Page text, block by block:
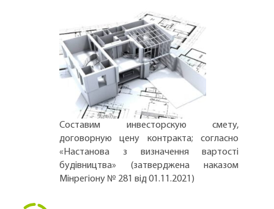
Составим инвесторскую смету,
договорную цену контракта; согласно
«Настанова з визначення вартості
будівництва» (затверджена наказом
Мінрегіону № 281 від 01.11.2021)